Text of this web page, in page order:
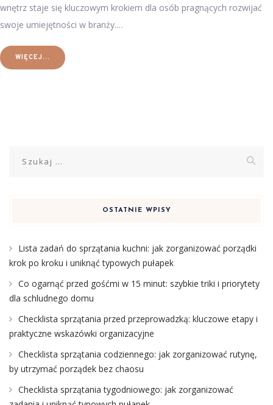
wnętrz staje się kluczowym krokiem dla osób pragnących rozwijać
swoje umiejętności w branży.…
WIĘCEJ...
OSTATNIE WPISY
Lista zadań do sprzątania kuchni: jak zorganizować porządki
krok po kroku i uniknąć typowych pułapek
Co ogarnąć przed gośćmi w 15 minut: szybkie triki i priorytety
dla schludnego domu
Checklista sprzątania przed przeprowadzką: kluczowe etapy i
praktyczne wskazówki organizacyjne
Checklista sprzątania codziennego: jak zorganizować rutynę,
by utrzymać porządek bez chaosu
Checklista sprzątania tygodniowego: jak zorganizować